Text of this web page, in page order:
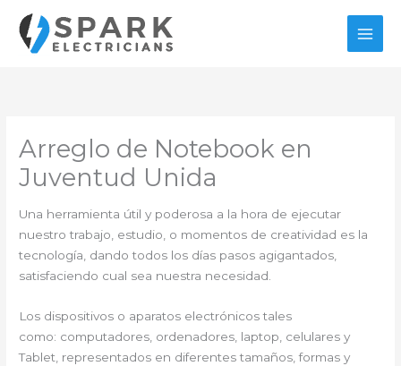
contenido
Arreglo de Notebook en
Juventud Unida
Una herramienta útil y poderosa a la hora de ejecutar
nuestro trabajo, estudio, o momentos de creatividad es la
tecnología, dando todos los días pasos agigantados,
satisfaciendo cual sea nuestra necesidad.
Los dispositivos o aparatos electrónicos tales
como: computadores, ordenadores, laptop, celulares y
Tablet, representados en diferentes tamaños, formas y